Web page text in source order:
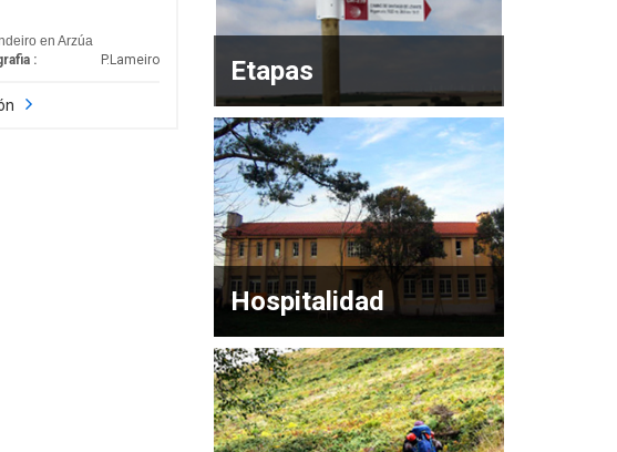
en Arzúa
:
P.Lameiro Etapas
Hospitalidad